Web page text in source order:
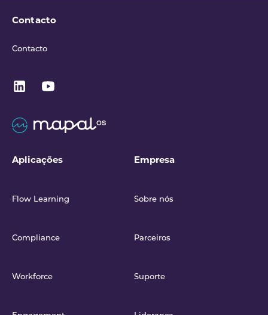
Contacto
Contacto
Aplicações
Flow Learning
Compliance
Workforce
Empresa
Sobre nós
Parceiros
Suporte